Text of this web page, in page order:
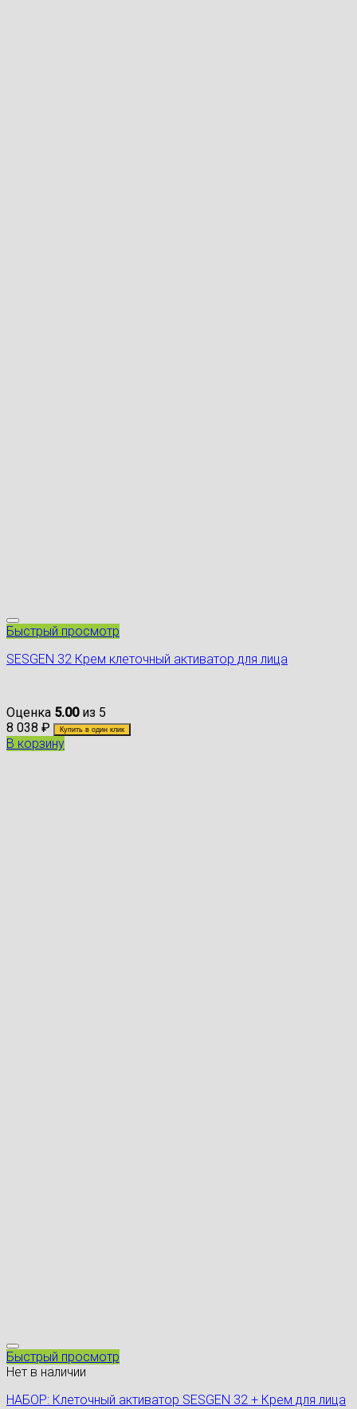
Быстрый просмотр
SESGEN 32 Крем клеточный активатор для лица
Оценка 5.00из 5
8 038 ₽ Купить в один клик
В корзину
Быстрый просмотр
Нет в наличии
НАБОР: Клеточный активатор SESGEN 32 + Крем для лица